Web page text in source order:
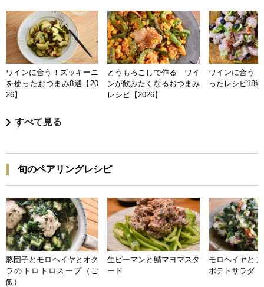
ワインに合う！ズッキーニ
を使ったおつまみ8選【20
26】
とうもろこしで作る ワイ
ンが飲みたくなるおつまみ
レシピ【2026】
ワインに合う
ったレシピ18
すべて見る
旬のペアリングレシピ
豚団子とモロヘイヤとオク
ラのトロトロスープ（ご
飯）
生ピーマンと鯖マヨマスタ
ード
モロヘイヤと
ポテトサラダ